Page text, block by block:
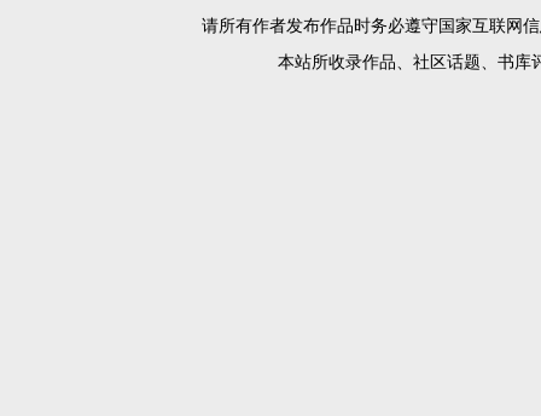
请所有作者发布作品时务必遵守国家互联网
本站所收录作品、社区话题、书库